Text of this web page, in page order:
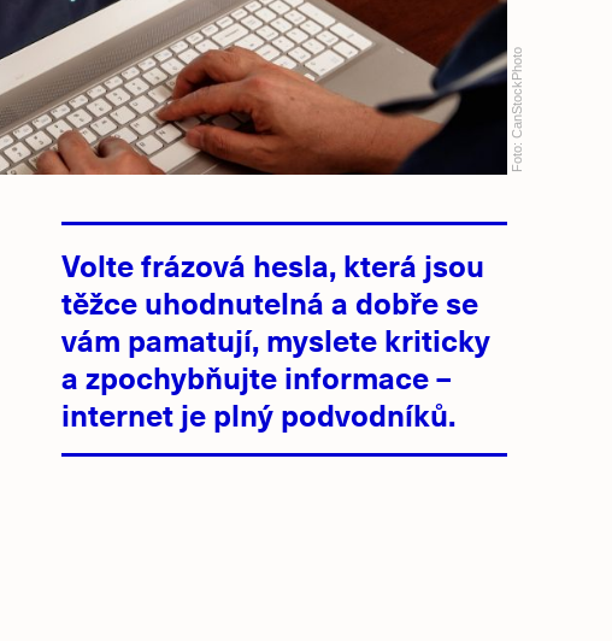
Foto:
CanStockPhoto
Volte frázová hesla, která jsou
těžce uhodnutelná a dobře se
vám pamatují, myslete kriticky
a zpochybňujte informace –
internet je plný podvodníků.